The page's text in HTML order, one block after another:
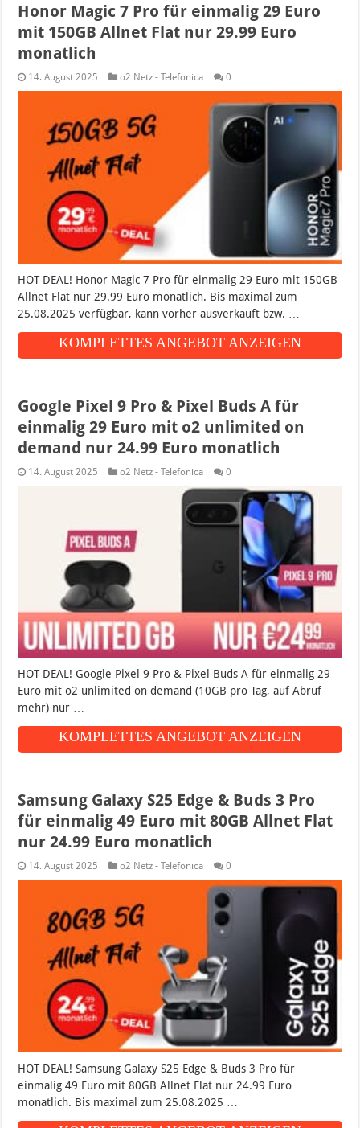
Honor Magic 7 Pro für einmalig 29 Euro
mit 150GB Allnet Flat nur 29.99 Euro
monatlich
14. August 2025 o2 Netz - Telefonica 0
HOT DEAL! Honor Magic 7 Pro für einmalig 29 Euro mit 150GB
Allnet Flat nur 29.99 Euro monatlich. Bis maximal zum
25.08.2025 verfügbar, kann vorher ausverkauft bzw. …
KOMPLETTES ANGEBOT ANZEIGEN
Google Pixel 9 Pro & Pixel Buds A für
einmalig 29 Euro mit o2 unlimited on
demand nur 24.99 Euro monatlich
14. August 2025 o2 Netz - Telefonica 0
HOT DEAL! Google Pixel 9 Pro & Pixel Buds A für einmalig 29
Euro mit o2 unlimited on demand (10GB pro Tag, auf Abruf
mehr) nur …
KOMPLETTES ANGEBOT ANZEIGEN
Samsung Galaxy S25 Edge & Buds 3 Pro
für einmalig 49 Euro mit 80GB Allnet Flat
nur 24.99 Euro monatlich
14. August 2025 o2 Netz - Telefonica 0
HOT DEAL! Samsung Galaxy S25 Edge & Buds 3 Pro für
einmalig 49 Euro mit 80GB Allnet Flat nur 24.99 Euro
monatlich. Bis maximal zum 25.08.2025 …